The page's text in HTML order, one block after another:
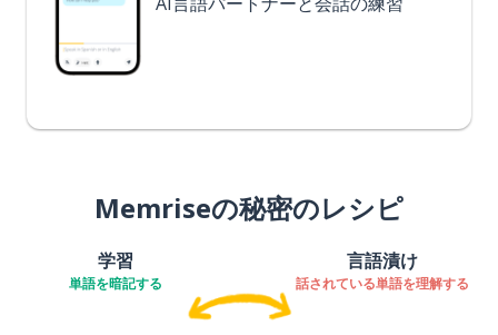
Memriseの秘密のレシピ
学習
単語を暗記する
言語漬け
話されている単語を理解する